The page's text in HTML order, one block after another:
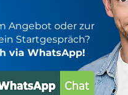
Angebot oder zur
Startgespräch?
via WhatsApp!